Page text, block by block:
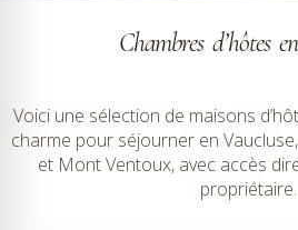
Chambres d’hôtes
Voici une sélection de maisons
charme pour séjourner en
et Mont Ventoux, avec accès
propriétaire.